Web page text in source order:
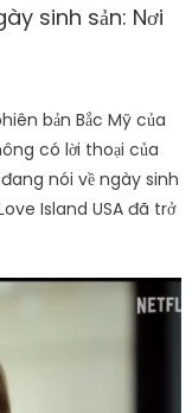
sinh sản: Nơi
bản Bắc Mỹ của
có lời thoại của
nói về ngày sinh
Island USA đã trở